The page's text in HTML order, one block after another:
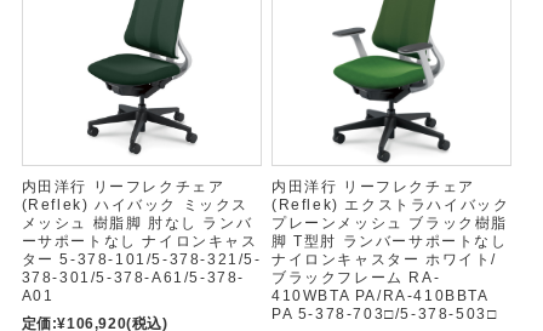
内田洋行 リーフレクチェア
(Reflek) ハイバック ミックス
メッシュ 樹脂脚 肘なし ランバ
ーサポートなし ナイロンキャス
ター 5-378-101/5-378-321/5-
378-301/5-378-A61/5-378-
A01
定価:¥106,920(税込)
内田洋行 リーフレクチェア
(Reflek) エクストラハイバック
プレーンメッシュ ブラック樹脂
脚 T型肘 ランバーサポートなし
ナイロンキャスター ホワイト/
ブラックフレーム RA-
410WBTA PA/RA-410BBTA
PA 5-378-703□/5-378-503□